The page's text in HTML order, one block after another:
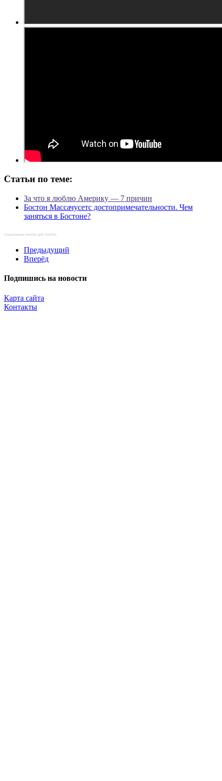
Статьи по теме:
За что я люблю Америку — 7 причин
Бостон Массачусетс достопримечательности. Чем
заняться в Бостоне?
Социальные кнопки для Joomla
Предыдущий
Вперёд
Подпишись на новости
Карта сайта
Контакты